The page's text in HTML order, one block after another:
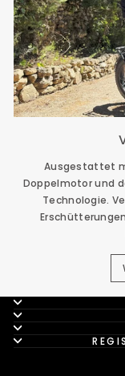
Ausgestattet
Doppelmotor und
Technologie.